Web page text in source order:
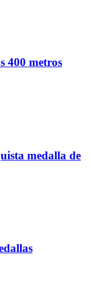
400 metros
medalla de